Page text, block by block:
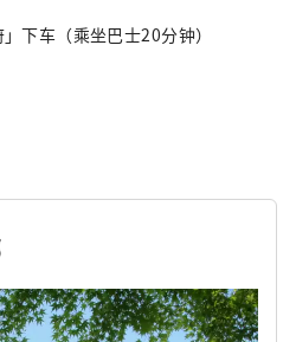
下车（乘坐巴士20分钟）